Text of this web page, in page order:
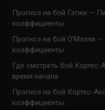
Прогноз на бой Гэтжи —
коэффициенты
Прогноз на бой О’Мэлли —
коэффициенты
Где смотреть бой
время начала
Прогноз на бой Кортес-
коэффициенты